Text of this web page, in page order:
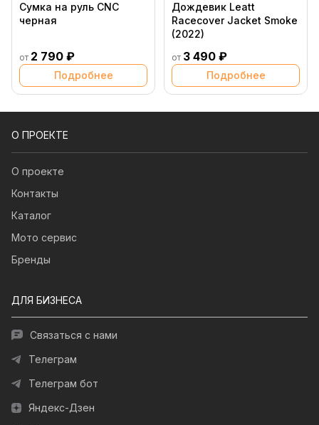
Сумка на руль CNC
черная
от 2 790 ₽
Подробнее
Дождевик Leatt
Racecover Jacket Smoke
(2022)
от 3 490 ₽
Подробнее
О ПРОЕКТЕ
О проекте
Контакты
Каталог
Мото сервис
Бренды
ДЛЯ БИЗНЕСА
Связаться с нами
Телеграм
Телеграм бот
Яндекс-Дзен